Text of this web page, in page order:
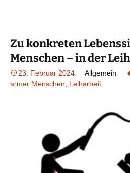
Zu konkreten
Menschen – in der
23. Februar 2024 Allgemein
armer Menschen, Leiharbeit